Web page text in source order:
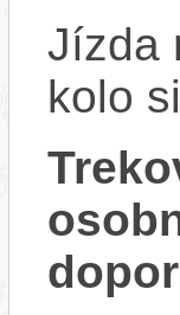
Jízda
kolo